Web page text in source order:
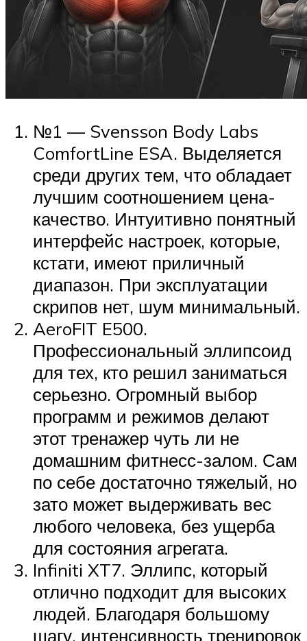
№1 — Svensson Body Labs
ComfortLine ESA. Выделяется
среди других тем, что обладает
лучшим соотношением цена-
качество. Интуитивно понятный
интерфейс настроек, которые,
кстати, имеют приличный
диапазон. При эксплуатации
скрипов нет, шум минимальный.
AeroFIT E500.
Профессиональный эллипсоид
для тех, кто решил заниматься
серьезно. Огромный выбор
программ и режимов делают
этот тренажер чуть ли не
домашним фитнесс-залом. Сам
по себе достаточно тяжелый, но
зато может выдерживать вес
любого человека, без ущерба
для состояния агрегата.
Infiniti XT7. Эллипс, который
отлично подходит для высоких
людей. Благодаря большому
шагу, интенсивность тренировок